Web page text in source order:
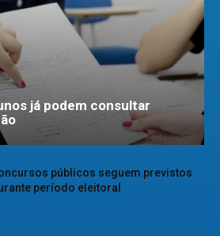
já podem consultar
públicos seguem previstos
período eleitoral